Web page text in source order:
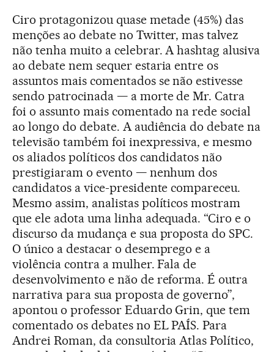
Ciro protagonizou quase metade (45%) das
menções ao debate no Twitter, mas talvez
não tenha muito a celebrar. A hashtag alusiva
ao debate nem sequer estaria entre os
assuntos mais comentados se não estivesse
sendo patrocinada — a morte de Mr. Catra
foi o assunto mais comentado na rede social
ao longo do debate. A audiência do debate na
televisão também foi inexpressiva, e mesmo
os aliados políticos dos candidatos não
prestigiaram o evento — nenhum dos
candidatos a vice-presidente compareceu.
Mesmo assim, analistas políticos mostram
que ele adota uma linha adequada. “Ciro e o
discurso da mudança e sua proposta do SPC.
O único a destacar o desemprego e a
violência contra a mulher. Fala de
desenvolvimento e não de reforma. É outra
narrativa para sua proposta de governo”,
apontou o professor Eduardo Grin, que tem
comentado os debates no EL PAÍS. Para
Andrei Roman, da consultoria Atlas Político,